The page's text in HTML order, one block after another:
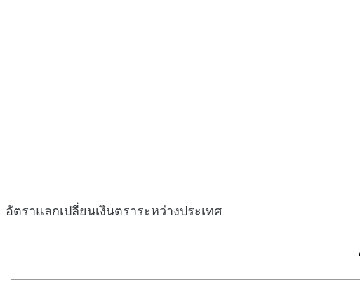
อัตราแลกเปลี่ยนเงินตราระหว่างประเทศ